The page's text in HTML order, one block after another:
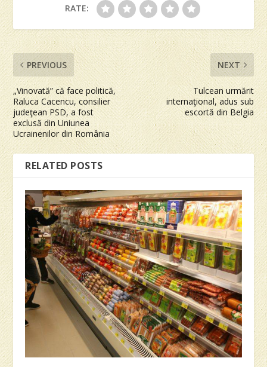
RATE:
PREVIOUS
„Vinovată” că face politică,
Raluca Cacencu, consilier
judeţean PSD, a fost
exclusă din Uniunea
Ucrainenilor din România
NEXT
Tulcean urmărit
internaţional, adus sub
escortă din Belgia
RELATED POSTS